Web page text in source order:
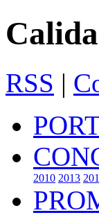
RSS |
2010 2013